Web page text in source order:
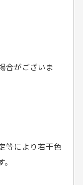
た。またお願いし
送のみとさせて
てもらえます
合がございま
等により若干色